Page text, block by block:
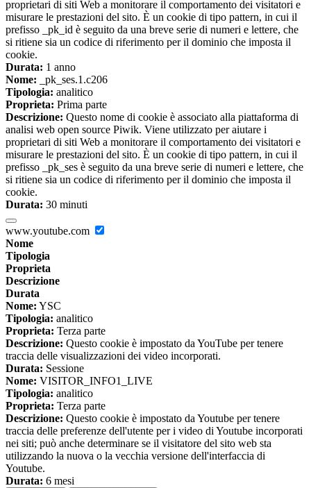
proprietari di siti Web a monitorare il comportamento dei visitatori e
misurare le prestazioni del sito. È un cookie di tipo pattern, in cui il
prefisso _pk_id è seguito da una breve serie di numeri e lettere, che
si ritiene sia un codice di riferimento per il dominio che imposta il
cookie.
Durata: 1 anno
Nome: _pk_ses.1.c206
Tipologia: analitico
Proprieta: Prima parte
Descrizione: Questo nome di cookie è associato alla piattaforma di
analisi web open source Piwik. Viene utilizzato per aiutare i
proprietari di siti Web a monitorare il comportamento dei visitatori e
misurare le prestazioni del sito. È un cookie di tipo pattern, in cui il
prefisso _pk_ses è seguito da una breve serie di numeri e lettere, che
si ritiene sia un codice di riferimento per il dominio che imposta il
cookie.
Durata: 30 minuti
www.youtube.com
Nome
Tipologia
Proprieta
Descrizione
Durata
Nome: YSC
Tipologia: analitico
Proprieta: Terza parte
Descrizione: Questo cookie è impostato da YouTube per tenere
traccia delle visualizzazioni dei video incorporati.
Durata: Sessione
Nome: VISITOR_INFO1_LIVE
Tipologia: analitico
Proprieta: Terza parte
Descrizione: Questo cookie è impostato da Youtube per tenere
traccia delle preferenze dell'utente per i video di Youtube incorporati
nei siti; può anche determinare se il visitatore del sito web sta
utilizzando la nuova o la vecchia versione dell'interfaccia di
Youtube.
Durata: 6 mesi